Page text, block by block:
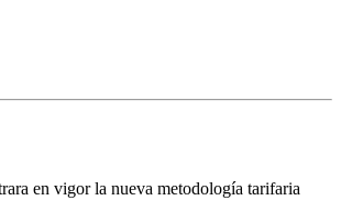
en vigor la nueva metodología tarifaria